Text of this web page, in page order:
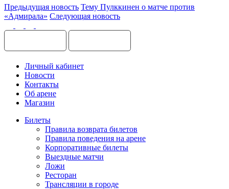
Предыдущая новость Тему Пулккинен о матче против
«Адмирала» Следующая новость
Личный кабинет
Новости
Контакты
Об арене
Магазин
Билеты
Правила возврата билетов
Правила поведения на арене
Корпоративные билеты
Выездные матчи
Ложи
Ресторан
Трансляции в городе